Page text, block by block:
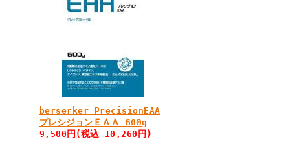
berserker PrecisionEAA
プレシジョンＥＡＡ 600g
9,500円(税込 10,260円)